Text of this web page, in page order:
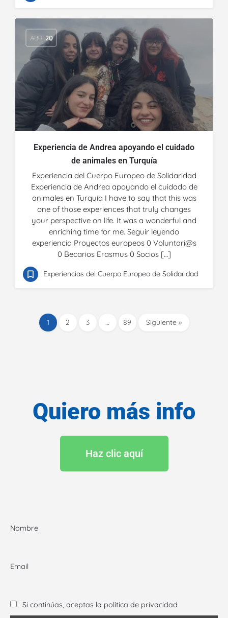
ABR 20
Experiencia de Andrea apoyando el cuidado
de animales en Turquía
Experiencia del Cuerpo Europeo de Solidaridad
Experiencia de Andrea apoyando el cuidado de
animales en Turquía I have to say that this was
one of those experiences that truly changes
your perspective on life. It was a wonderful and
enriching time for me. Seguir leyendo
experiencia Proyectos europeos 0 Voluntari@s
0 Becarios Erasmus 0 Socios […]
Experiencias del Cuerpo Europeo de Solidaridad
1 2 3 … 89 Siguiente »
Quiero más info
Haz clic aquí
Nombre
Email
Si continúas, aceptas la política de privacidad